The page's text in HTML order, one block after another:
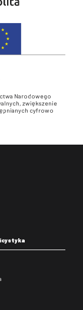
Narodowego
zwiększenie
cyfrowo